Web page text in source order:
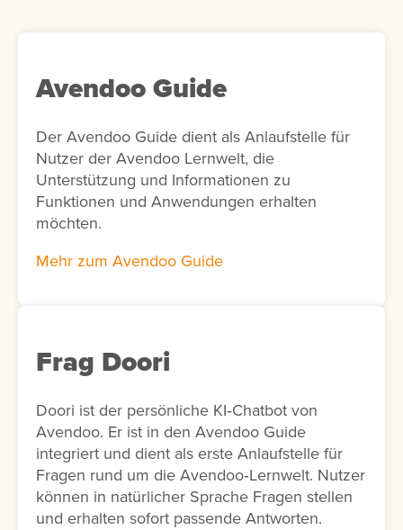
werden. In diesem Fall schlägt die KI
passende Interessen für die Nutzer vor. Ist
stattdessen alle verfügbaren Interessen
angezeigt.
Avendoo Guide
Der Avendoo Guide dient als Anlaufstelle für
Nutzer der Avendoo Lernwelt, die
Unterstützung und Informationen zu
Funktionen und Anwendungen erhalten
möchten.
Mehr zum Avendoo Guide
Frag Doori
Doori ist der persönliche KI‑Chatbot von
Avendoo. Er ist in den Avendoo Guide
integriert und dient als erste Anlaufstelle für
Fragen rund um die Avendoo‑Lernwelt. Nutzer
können in natürlicher Sprache Fragen stellen
und erhalten sofort passende Antworten.